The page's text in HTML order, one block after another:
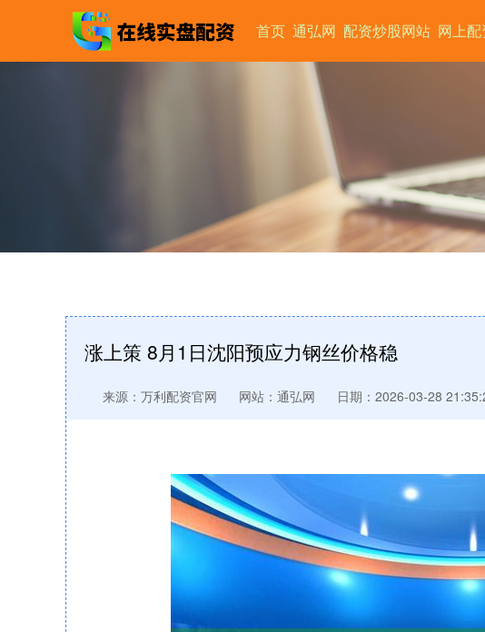
首页 通弘网 配资炒股网站 网上
涨上策 8月1日沈阳预应力钢丝价格稳
来源：万利配资官网 网站：通弘网 日期：2026-03-28